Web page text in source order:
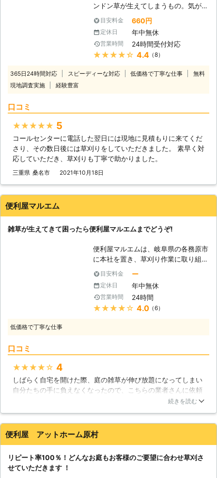
ンドン草が生えてしまうもの。気がつ
けば、たくさんの草がビッシリと生え
ているというケースは少なくありませ
ん。たくさん生えていると、それだけ
全部刈るのは大変ですので、是非遠慮
無く当社までご相談いただければと思
社は草刈りに関してはプロフェッショ
除草剤散布や防草シートなどを使用し
た施工も行います。 【低価格】 たく
さんのお客様がご利用しやすいよう、
低価格でサービスを提供させていただ
の方、まずはお電話ください。個人宅
刈りをさせていただきます。 【ご依
頼件数100件以上】 当社に寄せられた
ご依頼件数は100件以上！実績も豊富
となりますので、安心してお任せいた
だけます。また、外注業者に依頼する
ことは一切いたしません。
目安料金 660円
定休日 年中無休
営業時間 24時間受付対応
★★★★★ 4.4（8）
365日24時間対応 スピーディーな対応 低価格で丁寧な仕事
無料
現地調査実施
経験豊富
口コミ
★★★★★ 5
コールセンターに電話した翌日には現地に見積もりに来てくだ
さり、その数日後には草刈りをしていただきました。 素早く対
応していただき、草刈りも丁寧で助かりました。
三重県 桑名市 2021年10月18日
便利屋マルエム
雑草が生えてきて困ったら便利屋マルエムまでどうぞ!
便利屋マルエムは、岐阜県の各務原市
に本社を置き、草刈り作業に取り組ん
でいる会社です。当社は社名の通りに
便利屋なので、草刈りの他にも生活に
まつわるさまざまなサービスを提供
し、地域の皆さんの役に立っていま
す。また各務原市を中心とした岐阜県
ものもあり、放っておかれてしまうこ
とも少なくないようです。しかしなが
ら放置された雑草はどんどん数を増や
していくため、いずれはお庭が雑草で
埋め尽くされてしまう恐れがありま
す。また雑草が多いと草を食べるバッ
で、ますますお庭へ立ち入りづらくな
ってしまうのです。たかが雑草と侮ら
目安料金 ー
定休日 年中無休
営業時間 24時間
★★★★★ 4.0（6）
低価格で丁寧な仕事
口コミ
★★★★★ 4
しばらく自宅を開けた際、庭の雑草が伸び放題になってしまい
自分たちの手に負えなくなったので、こちらの業者さんに依頼
することにしました。とても丁寧に作業していただけたので、
で自己流の草刈りをしていたのですが、今後は定期的にお願い
しようと思います。
岐阜県 各務原市 2016年11月30日
続きを読む
便利屋 アットホーム原村
リピート率100％！どんなお庭もお客様のご要望に合わせ草刈さ
せていただきます ！